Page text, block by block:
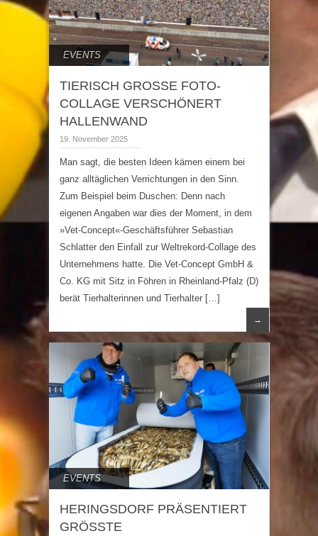
EVENTS
TIERISCH GROSSE FOTO-
COLLAGE VERSCHÖNERT
HALLENWAND
19. November 2025
Man sagt, die besten Ideen kämen einem bei
ganz alltäglichen Verrichtungen in den Sinn.
Zum Beispiel beim Duschen: Denn nach
eigenen Angaben war dies der Moment, in dem
»Vet-Concept«-Geschäftsführer Sebastian
Schlatter den Einfall zur Weltrekord-Collage des
Unternehmens hatte. Die Vet-Concept GmbH &
Co. KG mit Sitz in Föhren in Rheinland-Pfalz (D)
berät Tierhalterinnen und Tierhalter […]
→
EVENTS
HERINGSDORF PRÄSENTIERT
GRÖSSTE